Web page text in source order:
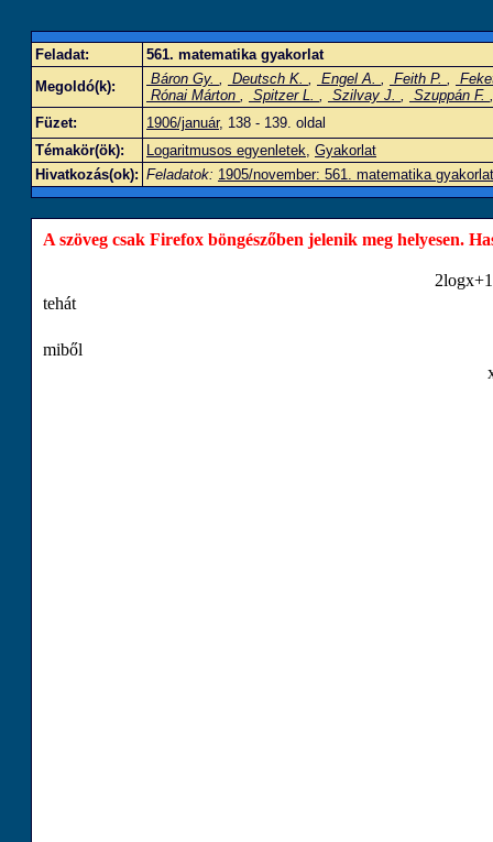
Feladat:
561. matematika gyakorlat
Megoldó(k):
Báron Gy. , Deutsch K. , Engel A. , Feith P. ,
Rónai Márton , Spitzer L. , Szilvay J. , Szuppán F.
Füzet:
1906/január, 138 - 139. oldal
Témakör(ök):
Logaritmusos egyenletek, Gyakorlat
Hivatkozás(ok): Feladatok: 1905/november: 561. matematika gyakorlat
A szöveg csak Firefox böngészőben jelenik meg helyesen.
2logx+1
tehát
miből